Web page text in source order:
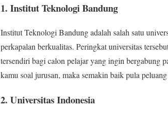
1. Institut Teknologi Bandung
Institut Teknologi Bandung adalah salah satu
perkapalan berkualitas. Peringkat universitas
tersendiri bagi calon pelajar yang ingin bergabung
kamu soal jurusan, maka semakin baik pula
2. Universitas Indonesia